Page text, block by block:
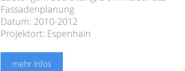
Fassadenplanung
Datum: 2010-2012
Projektort: Espenhain
mehr Infos